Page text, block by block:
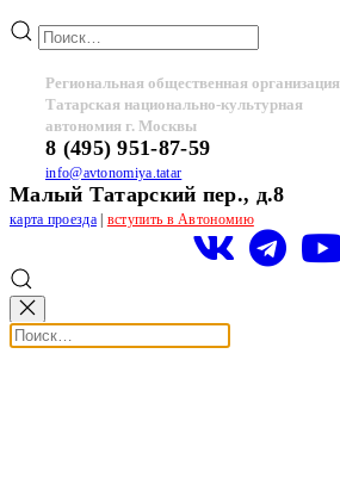
Региональная общественная организация
Татарская национально-культурная
автономия г. Москвы
8 (495) 951-87-59
info@avtonomiya.tatar
Малый Татарский пер., д.8
карта проезда| вступить в Автономию